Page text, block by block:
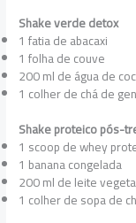
Shake verde detox
1 fatia de abacaxi
1 folha de couve
200 ml de água de
1 colher de chá de
Shake proteico pós-
1 scoop de whey
1 banana congelada
200 ml de leite
1 colher de sopa de